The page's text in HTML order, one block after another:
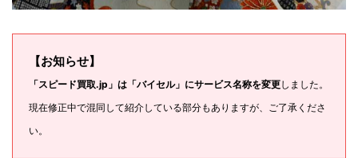
【お知らせ】
「スピード買取.jp」は「バイセル」にサービス名称を変更しました。
現在修正中で混同して紹介している部分もありますが、ご了承くださ
い。